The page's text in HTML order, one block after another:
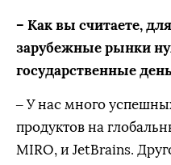
– Как вы считаете,
зарубежные рынки
государственные
– У нас много
продуктов на
MIRO, и JetBrains.